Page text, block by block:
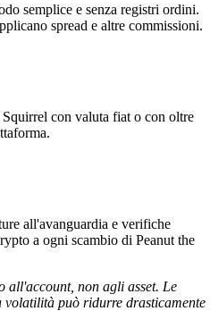
semplice e senza registri ordini.
spread e altre commissioni.
con valuta fiat o con oltre
all'avanguardia e verifiche
a ogni scambio di Peanut the
all'account, non agli asset. Le
può ridurre drasticamente